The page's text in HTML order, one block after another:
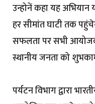
उन्होनें कहा यह अभियान
हर सीमांत घाटी तक
सफलता पर सभी
स्थानीय जनता को
पर्यटन विभाग द्वारा